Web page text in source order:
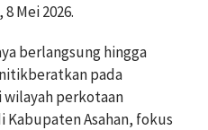
Mei 2026.
berlangsung hingga
pada
wilayah perkotaan
Kabupaten Asahan, fokus